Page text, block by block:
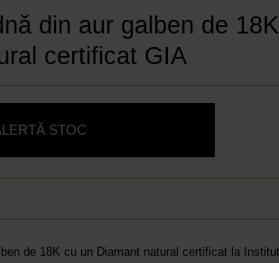
din aur galben de
certificat GIA
STOC
de 18K cu un Diamant natural certificat la